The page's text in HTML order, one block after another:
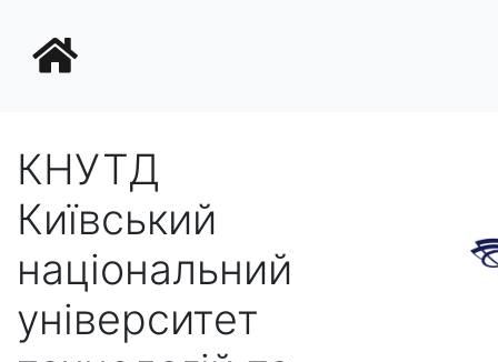
КНУТД
Київський
національний
університет